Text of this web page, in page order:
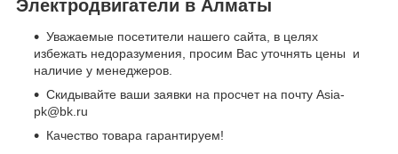
Электродвигатели в Алматы
Уважаемые посетители нашего сайта, в целях
избежать недоразумения, просим Вас уточнять цены и
наличие у менеджеров.
Скидывайте ваши заявки на просчет на почту Asia-
pk@bk.ru
Качество товара гарантируем!